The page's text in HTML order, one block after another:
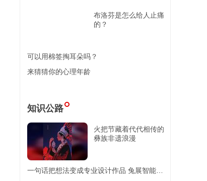
布洛芬是怎么给人止痛
的？
可以用棉签掏耳朵吗？
来猜猜你的心理年龄
知识公路
火把节藏着代代相传的
彝族非遗浪漫
一句话把想法变成专业设计作品 兔展智能推